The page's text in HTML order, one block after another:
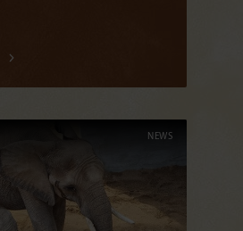
NEWS